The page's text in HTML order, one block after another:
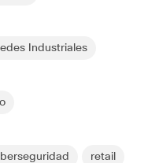
Industriales
retail